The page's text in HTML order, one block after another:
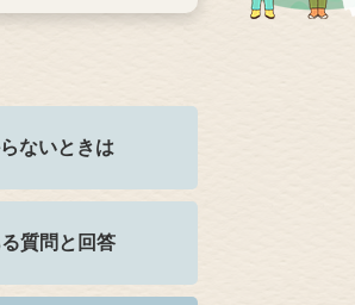
ないときは
質問と回答